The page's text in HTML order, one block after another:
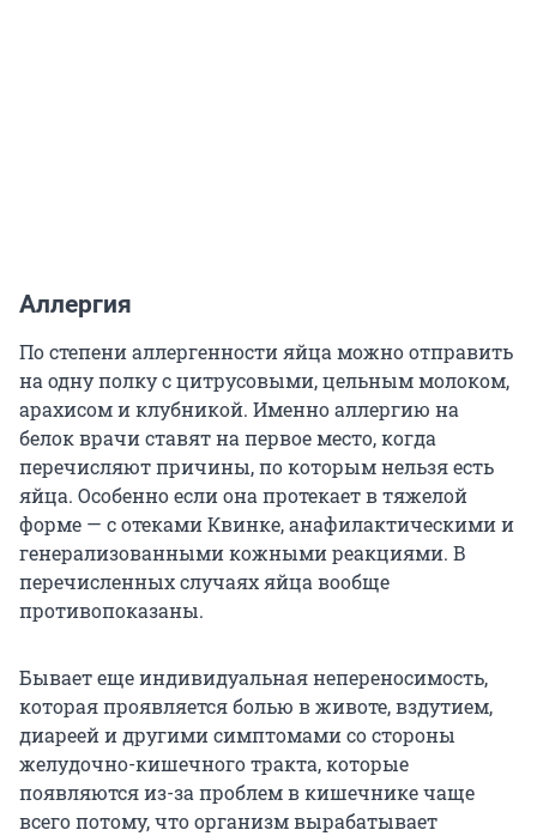
Аллергия
По степени аллергенности яйца можно отправить
на одну полку с цитрусовыми, цельным молоком,
арахисом и клубникой. Именно аллергию на
белок врачи ставят на первое место, когда
перечисляют причины, по которым нельзя есть
яйца. Особенно если она протекает в тяжелой
форме — с отеками Квинке, анафилактическими и
генерализованными кожными реакциями. В
перечисленных случаях яйца вообще
противопоказаны.
Бывает еще индивидуальная непереносимость,
которая проявляется болью в животе, вздутием,
диареей и другими симптомами со стороны
желудочно-кишечного тракта, которые
появляются из-за проблем в кишечнике чаще
всего потому, что организм вырабатывает